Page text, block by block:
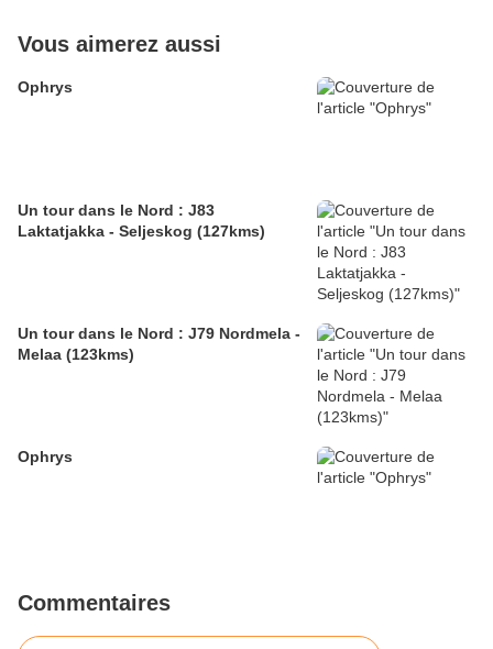
Vous aimerez aussi
Ophrys
Un tour dans le Nord : J83
Laktatjakka - Seljeskog (127kms)
Un tour dans le Nord : J79 Nordmela -
Melaa (123kms)
Ophrys
Commentaires